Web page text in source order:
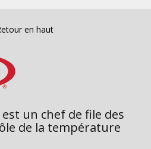
en haut
est un chef de file des
de la température